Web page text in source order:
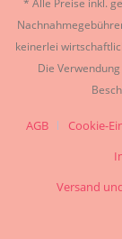
* Alle Preise inkl.
keinerlei
Die
AGB Cookie-
Versand